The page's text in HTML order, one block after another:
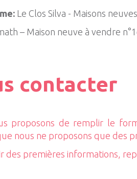
Le Clos Silva - Maisons
– Maison neuve à vendre
contacter
proposons de remplir le
nous ne proposons que des
des premières informations,